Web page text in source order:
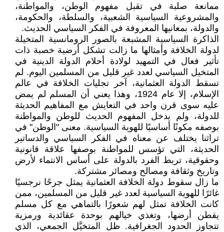
ممانعة صلبة في تقبل مفهوم الوطن، والمواطنة،
والمشروعية السياسية الشعبية، والسلطة، والحكومة،
والدولة، بمعانيها المعروفة في الفكر السياسي الحديث.
الذاكرة السياسية المشبعة بالصور الرومانسية المتخيلة
لدولة الخلافة وأمثالها ما زالت تشكل أرضية خصبة ذات
تأثير فعال في التمهيد لولادة أحلام الدولة الدينية في
المتخيل السياسي لعدد غير قليل من المسلمين اليوم. لم
تسقط الدولة العثمانية، آخر تجليات الخلافة في عالم
الإسلام، إلا عام 1924، وهذا يعني أن المسلم لم يمض
عليه سوى قرن واحد في التعايش مع المفاهيم الحديثة
للدولة، ولم يدخل المفهوم الحديث للوطن والمواطنة
بوصفه مكونًا أساسيًا للهوية السياسية. معنى "الوطن" في
تراثنا يختلف عن معناه في الفكر السياسي والدساتير
الحديثة، التي تؤسس للمواطنة بوصفها علاقة قانونية
وحقوقية، تربط الفرد بالدولة على أساس الانتماء لأرض
وتاريخ وثقافة ومصالح ومصائر مشتركة.
ما زال سقوط دولة الخلافة العثمانية يمثل جرحًا نرجسيًا
غائرًا للهوية السياسية لعدد غير قليل من المسلمين، ممن
كانت الخلافة تمثل لهم شعورًا بالتماهي مع كل مسلم
يقطن أرضها، وتغذي خيالهم بوحدة عقائدية ورمزية
تتجاوز الحدود الجغرافية. ظل المتخيَّل الجمعي، الذي